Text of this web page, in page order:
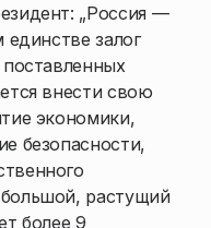
„Россия —
залог
внести свою
экономики,
безопасности,
растущий
более 9